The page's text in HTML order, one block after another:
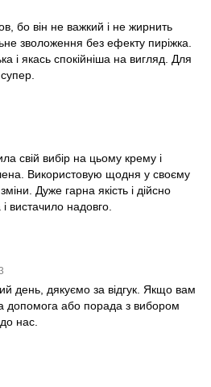
бо він не важкий і не жирнить
зволоження без ефекту пиріжка.
і якась спокійніша на вигляд. Для
свій вибір на цьому крему і
Використовую щодня у своєму
Дуже гарна якість і дійсно
вистачило надовго.
день, дякуємо за відгук. Якщо вам
допомога або порада з вибором
нас.